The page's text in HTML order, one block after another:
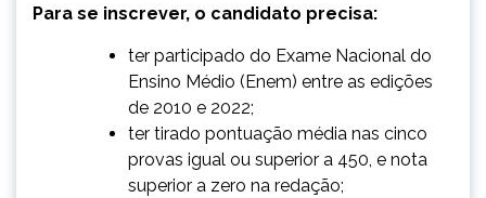
Para se inscrever, o candidato precisa:
ter participado do Exame Nacional do
Ensino Médio (Enem) entre as edições
de 2010 e 2022;
ter tirado pontuação média nas cinco
provas igual ou superior a 450, e nota
superior a zero na redação;